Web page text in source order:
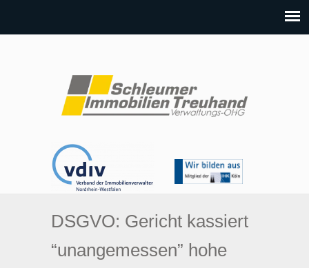
DSGVO: Gericht kassiert
“unangemessen” hohe